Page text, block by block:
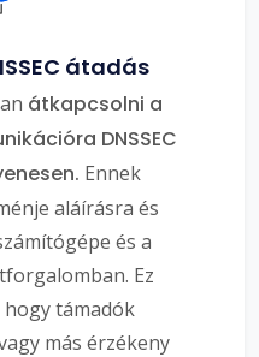
átadás
átkapcsolni a
DNSSEC
Ennek
aláírásra és
és a
Ez
hogy támadók
más érzékeny